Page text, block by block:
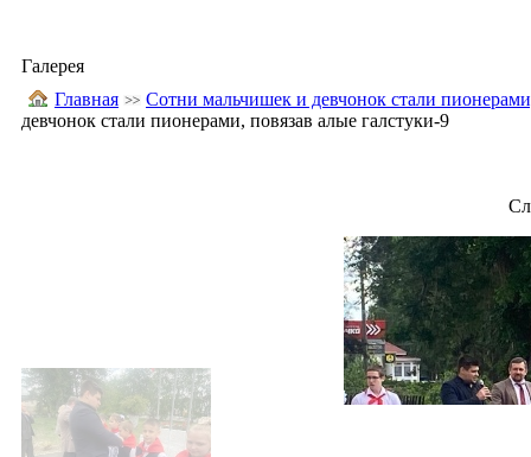
Галерея
Главная
Сотни мальчишек и девчонок стали
девчонок стали пионерами, повязав алые галстуки-9